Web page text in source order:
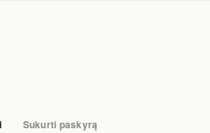
Sukurti paskyrą